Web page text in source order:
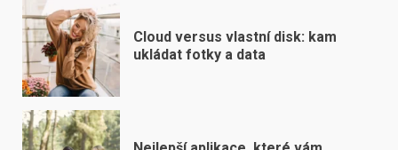
Cloud versus vlastní disk: kam
ukládat fotky a data